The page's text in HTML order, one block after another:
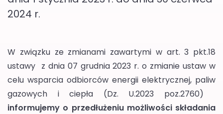
2024 r.
W związku ze zmianami zawartymi w art. 3 pkt.18
ustawy z dnia 07 grudnia 2023 r. o zmianie ustaw w
celu wsparcia odbiorców energii elektrycznej, paliw
gazowych i ciepła (Dz. U.2023 poz.2760)
informujemy o przedłużeniu możliwości składania